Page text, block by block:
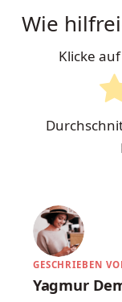
Wie
Klicke
GESCHRIEBEN
Yagmur